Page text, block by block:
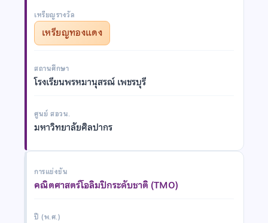
เหรียญรางวัล
เหรียญทองแดง
สถานศึกษา
โรงเรียนพรหมานุสรณ์ เพชรบุรี
ศูนย์ สอวน.
มหาวิทยาลัยศิลปากร
การแข่งขัน
คณิตศาสตร์โอลิมปิกระดับชาติ (TMO)
ปี (พ.ศ.)